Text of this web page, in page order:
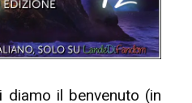
diamo il benvenuto (in